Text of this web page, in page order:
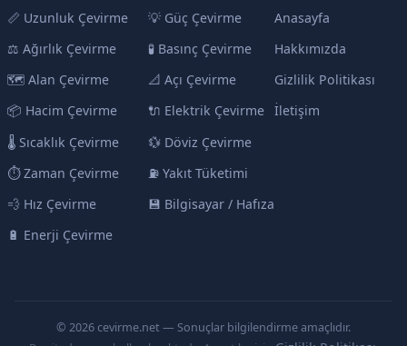
📏 Uzunluk Çevirme
⚖️ Ağırlık Çevirme
🗺️ Alan Çevirme
📦 Hacim Çevirme
🌡️ Sıcaklık Çevirme
⏱️ Zaman Çevirme
💨 Hız Çevirme
🔋 Enerji Çevirme
💡 Güç Çevirme
🧪 Basınç Çevirme
📐 Açı Çevirme
🔌 Elektrik Çevirme
💱 Döviz Çevirme
⛽ Yakıt Tüketimi
💾 Bilgisayar / Hafıza
Anasayfa
Hakkımızda
Gizlilik Politikası
İletişim
© 2026 cevirme.net — Sonuçlar bilgilendirme amaçlıdır.